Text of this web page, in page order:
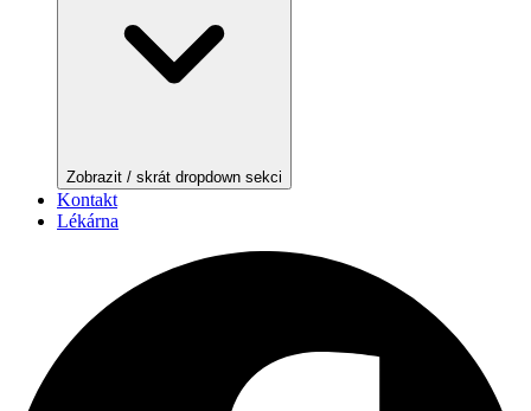
Zobrazit / skrát dropdown sekci
Kontakt
Lékárna